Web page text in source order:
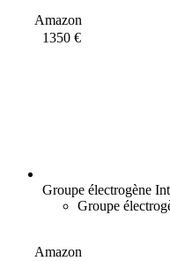
Amazon
1350 €
Groupe électrogène
Groupe
Amazon